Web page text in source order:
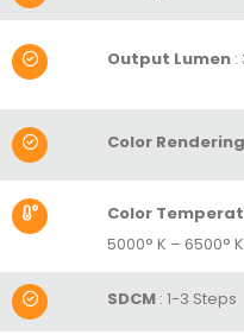
Output Lumen:
Color
Color
5000° K – 6500° K
SDCM: 1-3 Steps